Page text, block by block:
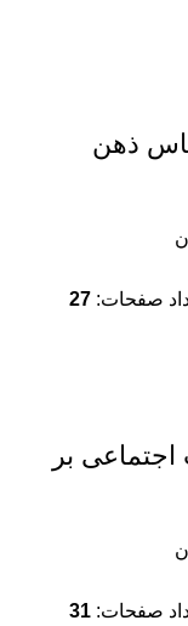
ذهن
صفحات:
بر
صفحات: